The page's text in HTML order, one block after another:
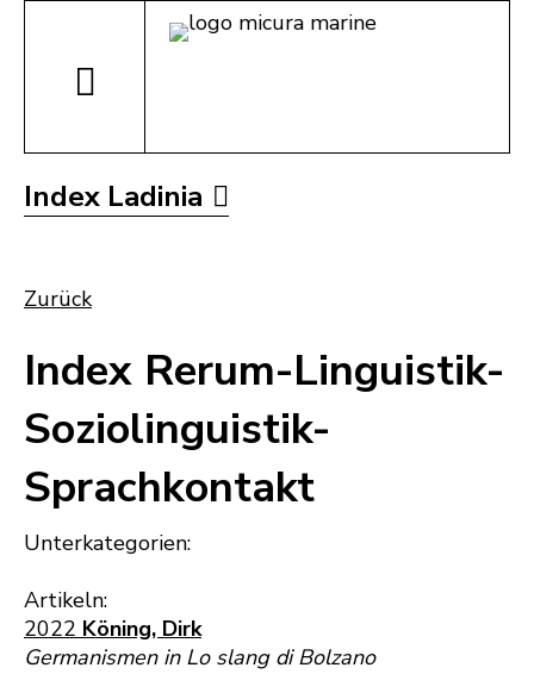
Index Ladinia
Zurück
Index Rerum-Linguistik-
Soziolinguistik-
Sprachkontakt
Unterkategorien:
Artikeln:
2022 Köning, Dirk
Germanismen in Lo slang di Bolzano